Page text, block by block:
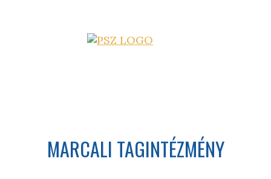
MARCALI TAGINTÉZMÉNY